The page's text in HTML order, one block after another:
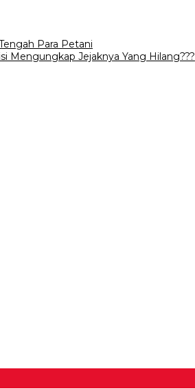
Para Petani
Mengungkap Jejaknya Yang Hilang???